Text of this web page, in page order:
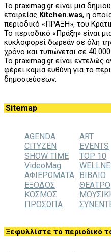
Το praximag.gr είναι μια
εταιρείας Kitchen.was, η
περιοδικό «ΠΡΑΞΗ», του K
Το περιοδικό «Πράξη» είναι
κυκλοφορεί δωρεάν σε όλη
χρόνο και τυπώνεται σε
Το praximag.gr είναι εντελώς
φέρει καμία ευθύνη για το
δημοσιεύσεων.
Sitemap
AGENDA ART
CITYZEN
EVENTS
SHOW TIME
TOP 10
VideoMag
ΑΦΙΕΡΩΜΑΤΑ ΒΙΒΛΙΟ
ΕΞΟΔΟΣ
ΘΕΑΤΡΟ
ΚΟΣΜΟΣ
ΠΡΟΣΩΠΑ
Ξεφυλλίστε το περιοδικό